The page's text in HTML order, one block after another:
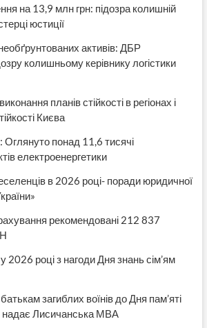
на 13,9 млн грн: підозра колишній
юстиції
активів: ДБР
колишньому керівнику логістики
планів стійкості в регіонах і
Києва
понад 11,6 тисячі
електроенергетики
в 2026 році- поради юридичної
рекомендовані 212 837
2026 році з нагоди Дня знань сім’ям
загиблих воїнів до Дня пам’яті
надає Лисичанська МВА